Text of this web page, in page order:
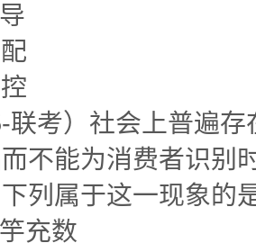
联考）社会上普遍
而不能为消费者识
列属于这一现象的
充数